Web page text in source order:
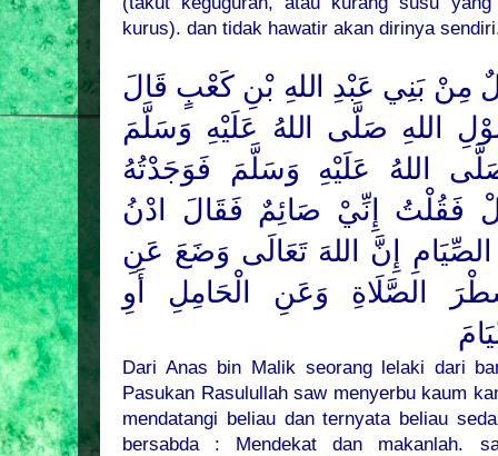
kurus). dan tidak hawatir akan dirinya
مِنْ بَنِي عَبْدِ اللهِ بْنِ كَعْبٍ قَالَ
اللهِ صَلَّى اللهُ عَلَيْهِ وَسَلَّمَ
اللهُ عَلَيْهِ وَسَلَّمَ فَوَجَدْتُهُ
فَقُلْتُ إِنِّيْ صَائِمٌ فَقَالَ ادْنُ
إِنَّ
اللهَ تَعَالَى وَضَعَ عَنِ
الصَّلَاةِ وَعَنِ الْحَامِلِ أَوِ
Dari Anas bin Malik seorang lelaki dari
Pasukan Rasulullah saw menyerbu kaum
mendatangi beliau dan ternyata beliau
bersabda : Mendekat dan makanlah.